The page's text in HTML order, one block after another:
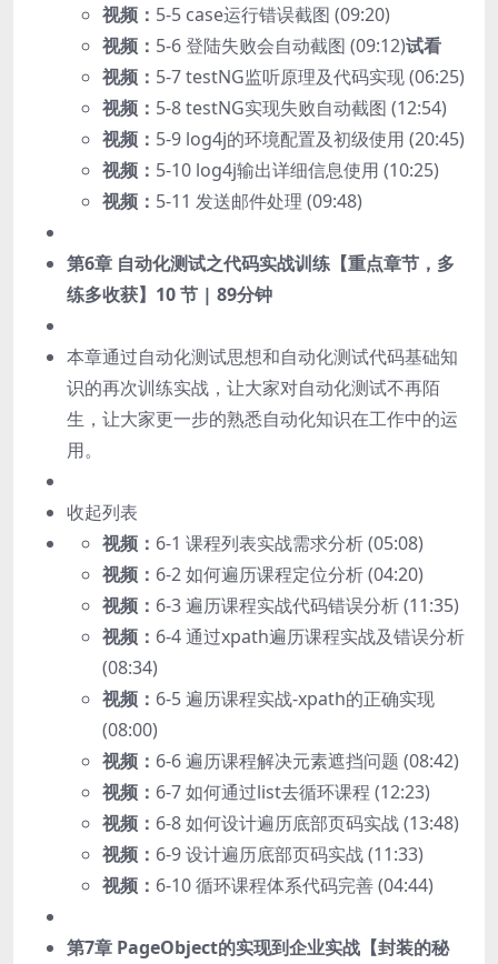
视频： 5-5 case运行错误截图 (09:20)
视频： 5-6 登陆失败会自动截图 (09:12)试看
视频： 5-7 testNG监听原理及代码实现 (06:25)
视频： 5-8 testNG实现失败自动截图 (12:54)
视频： 5-9 log4j的环境配置及初级使用 (20:45)
视频： 5-10 log4j输出详细信息使用 (10:25)
视频： 5-11 发送邮件处理 (09:48)
第6章 自动化测试之代码实战训练【重点章节，多
练多收获】 10 节 | 89分钟
本章通过自动化测试思想和自动化测试代码基础知
识的再次训练实战，让大家对自动化测试不再陌
生，让大家更一步的熟悉自动化知识在工作中的运
用。
收起列表
视频： 6-1 课程列表实战需求分析 (05:08)
视频： 6-2 如何遍历课程定位分析 (04:20)
视频： 6-3 遍历课程实战代码错误分析 (11:35)
视频： 6-4 通过xpath遍历课程实战及错误分析
(08:34)
视频： 6-5 遍历课程实战-xpath的正确实现
(08:00)
视频： 6-6 遍历课程解决元素遮挡问题 (08:42)
视频： 6-7 如何通过list去循环课程 (12:23)
视频： 6-8 如何设计遍历底部页码实战 (13:48)
视频： 6-9 设计遍历底部页码实战 (11:33)
视频： 6-10 循环课程体系代码完善 (04:44)
第7章 PageObject的实现到企业实战【封装的秘